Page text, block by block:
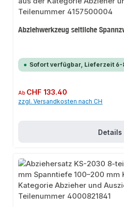
Abziehwerkzeug seitliche
Sofort verfügbar, Lieferzeit 6-
Regulärer Preis:
Ab CHF 133.40
zzgl. Versandkosten nach CH
Details